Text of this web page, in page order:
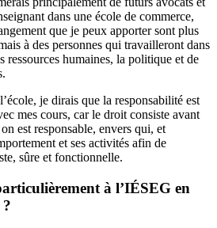
dans une école de commerce,
que je peux apporter sont plus
à des personnes qui travailleront dans
ressources humaines, la politique et de
je dirais que la responsabilité est
mes cours, car le droit consiste avant
est responsable, envers qui, et
et ses activités afin de
sûre et fonctionnelle.
à l’IÉSEG en